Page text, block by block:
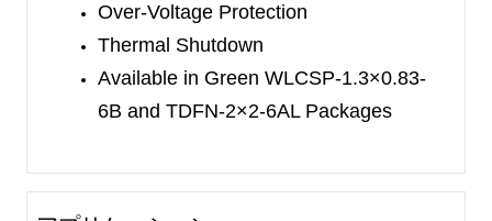
and TDFN-2×2-6AL packages.
Over-Voltage Protection
Thermal Shutdown
Available in Green WLCSP-1.3×0.83-
6B and TDFN-2×2-6AL Packages